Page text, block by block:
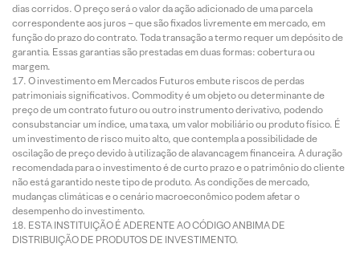
dias corridos. O preço será o valor da ação adicionado de uma parcela
correspondente aos juros – que são fixados livremente em mercado, em
função do prazo do contrato. Toda transação a termo requer um depósito de
garantia. Essas garantias são prestadas em duas formas: cobertura ou
margem.
O investimento em Mercados Futuros embute riscos de perdas
patrimoniais significativos. Commodity é um objeto ou determinante de
preço de um contrato futuro ou outro instrumento derivativo, podendo
consubstanciar um índice, uma taxa, um valor mobiliário ou produto físico. É
um investimento de risco muito alto, que contempla a possibilidade de
oscilação de preço devido à utilização de alavancagem financeira. A duração
recomendada para o investimento é de curto prazo e o patrimônio do cliente
não está garantido neste tipo de produto. As condições de mercado,
mudanças climáticas e o cenário macroeconômico podem afetar o
desempenho do investimento.
ESTA INSTITUIÇÃO É ADERENTE AO CÓDIGO ANBIMA DE
DISTRIBUIÇÃO DE PRODUTOS DE INVESTIMENTO.